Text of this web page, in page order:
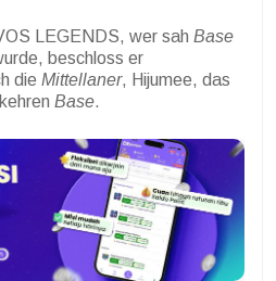
LEGENDS, wer sah Base
beschloss er
die Mittellaner, Hijumee, das
Base.